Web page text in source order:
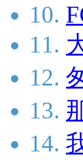
10.
11.
12.
13.
14.